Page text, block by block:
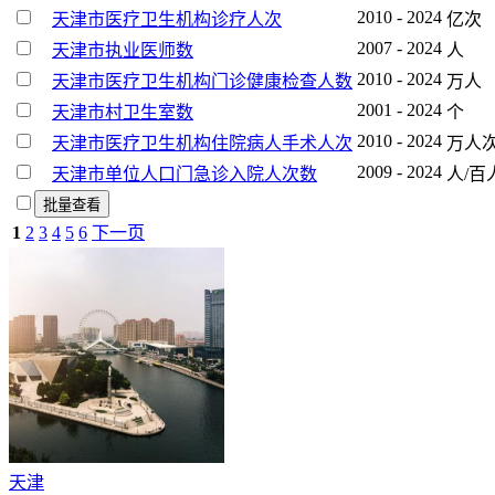
天津市医疗卫生机构诊疗人次 2010 - 2024 亿次
天津市执业医师数
2007 - 2024 人
天津市医疗卫生机构门诊健康检查人数 2010 - 2024 万人
天津市村卫生室数
2001 - 2024 个
天津市医疗卫生机构住院病人手术人次 2010 - 2024 万人
天津市单位人口门急诊入院人次数
2009 - 2024 人/百
批量查看
1 2 3 4 5 6 下一页
天津